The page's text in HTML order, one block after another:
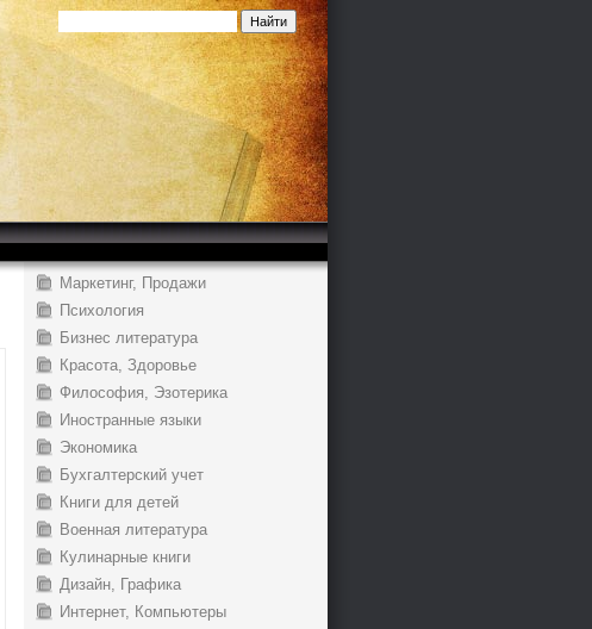
Маркетинг, Продажи
Психология
Бизнес литература
Красота, Здоровье
Философия, Эзотерика
Иностранные языки
Экономика
Бухгалтерский учет
Книги для детей
Военная литература
Кулинарные книги
Дизайн, Графика
Интернет, Компьютеры